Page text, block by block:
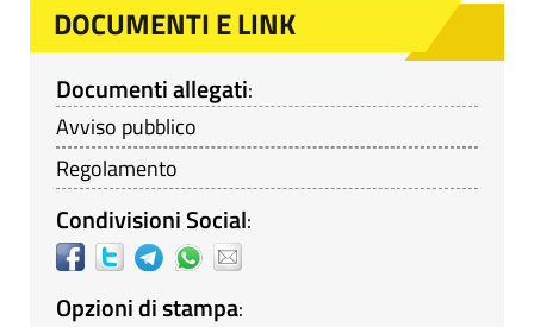
DOCUMENTI E LINK
Documenti allegati:
Avviso pubblico
Regolamento
Condivisioni Social:
Opzioni di stampa: